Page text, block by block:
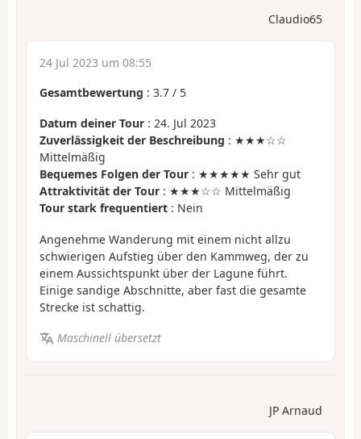
Claudio65
24 Jul 2023 um 08:55
Gesamtbewertung : 3.7 / 5
Datum deiner Tour : 24. Jul 2023
Zuverlässigkeit der Beschreibung : ★★★☆☆
Mittelmäßig
Bequemes Folgen der Tour : ★★★★★ Sehr gut
Attraktivität der Tour : ★★★☆☆ Mittelmäßig
Tour stark frequentiert : Nein
Angenehme Wanderung mit einem nicht allzu
schwierigen Aufstieg über den Kammweg, der zu
einem Aussichtspunkt über der Lagune führt.
Einige sandige Abschnitte, aber fast die gesamte
Strecke ist schattig.
Maschinell übersetzt
JP Arnaud